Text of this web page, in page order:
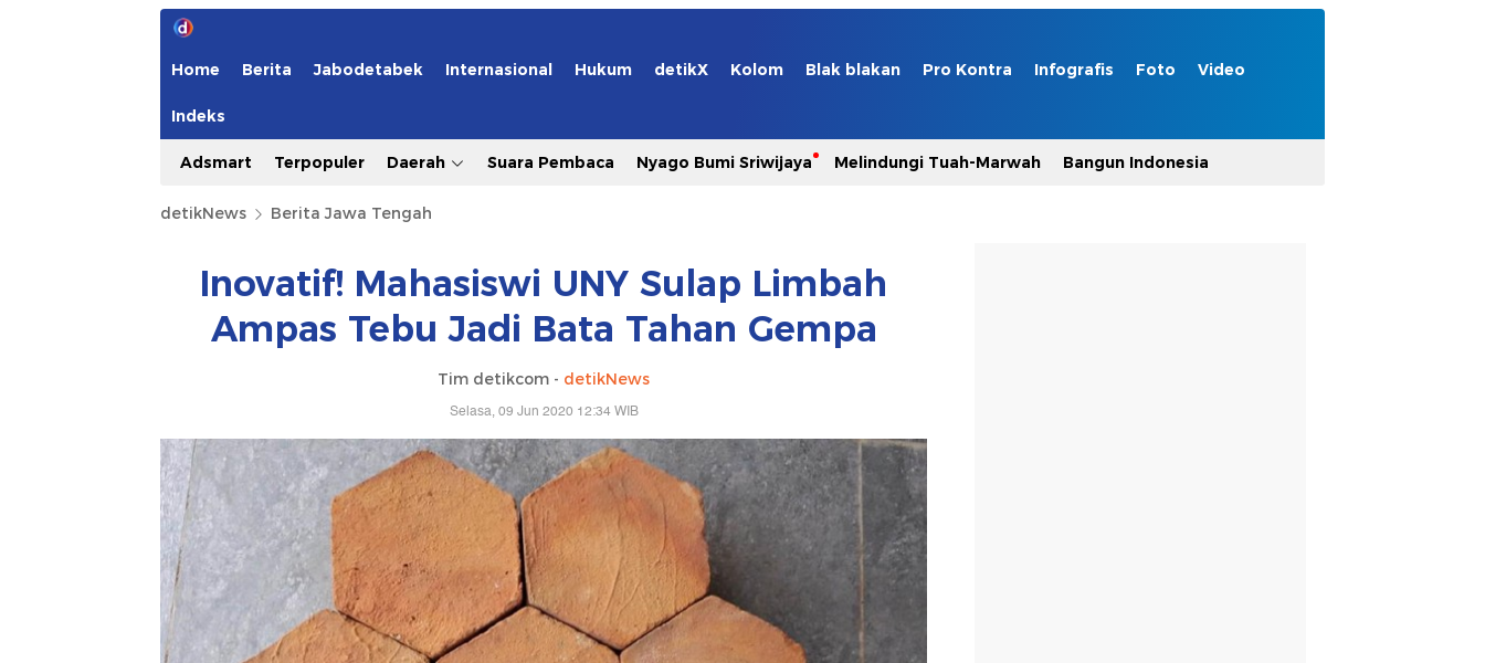
Home Berita Jabodetabek Internasional Hukum detikX Kolom Blak blakan Pro Kontra Infografis Foto Video
Indeks
Adsmart Terpopuler Daerah Suara Pembaca Nyago Bumi Sriwijaya Melindungi Tuah-Marwah Bangun Indonesia
detikNews Berita Jawa Tengah
Inovatif! Mahasiswi UNY Sulap Limbah
Ampas Tebu Jadi Bata Tahan Gempa
Tim detikcom - detikNews
Selasa, 09 Jun 2020 12:34 WIB